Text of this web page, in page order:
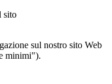
sito
sul nostro sito Web
minimi").